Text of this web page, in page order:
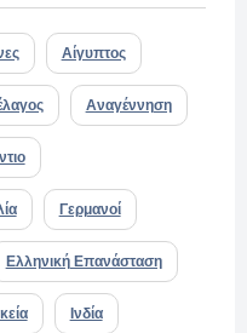
Αίγυπτος
Αναγέννηση
Γερμανοί
Ελληνική Επανάσταση
Ινδία